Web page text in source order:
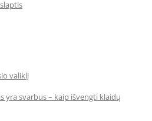
valiklį
yra svarbus – kaip išvengti klaidų